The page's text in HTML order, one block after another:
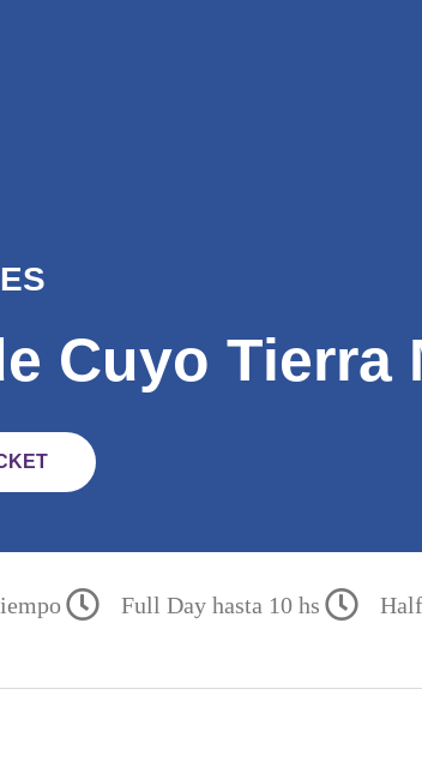
Cuyo Tierra
Full Day hasta 10 hs